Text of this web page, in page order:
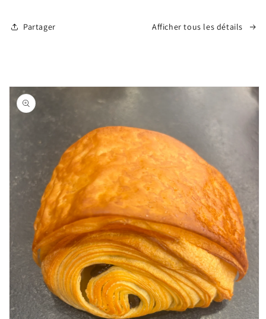
Partager Afficher tous les détails
Passer aux
informations
produits